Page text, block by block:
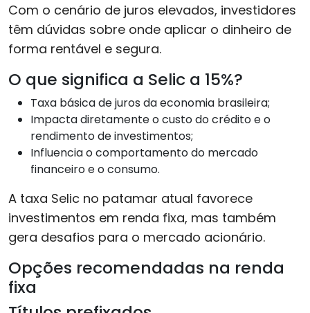
Com o cenário de juros elevados, investidores
têm dúvidas sobre onde aplicar o dinheiro de
forma rentável e segura.
O que significa a Selic a 15%?
Taxa básica de juros da economia brasileira;
Impacta diretamente o custo do crédito e o
rendimento de investimentos;
Influencia o comportamento do mercado
financeiro e o consumo.
A taxa Selic no patamar atual favorece
investimentos em renda fixa, mas também
gera desafios para o mercado acionário.
Opções recomendadas na renda
fixa